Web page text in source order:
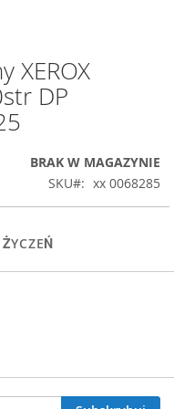
XEROX
DP
BRAK W MAGAZYNIE
SKU
xx 0068285